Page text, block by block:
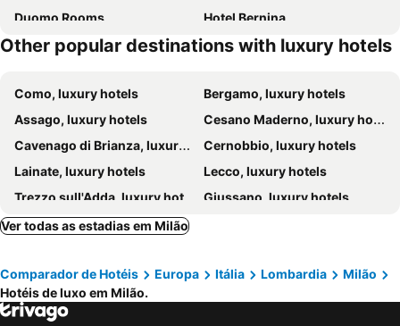
Duomo Rooms
Hotel Bernina
Tivoli President Milano Hotel
Royal Garden Hotel
Starhotels Anderson
Best Western Hotel Major
Enterprise Hotel
Hotel Ares Milano
Radisson Blu Hotel Milan
Hotel Metrò
Rosa Grand Milano - Starhotels Collezione
Hotel Fioralba
Casa Brera, a Luxury Collection Hotel, Milan
ME Milan Il Duca
Room Mate Collection Giulia, Milan
Hotel Pierre Milano
Easylife - Suite in Porta Venezia
Hotel Silver
Excelsior Hotel Gallia, a Luxury Collection Hotel, Milan
Other popular destinations with luxury hotels
Como, luxury hotels
Bergamo, luxury hotels
Assago, luxury hotels
Cesano Maderno, luxury hotels
Cavenago di Brianza, luxury hotels
Cernobbio, luxury hotels
Lainate, luxury hotels
Lecco, luxury hotels
Trezzo sull'Adda, luxury hotels
Giussano, luxury hotels
Brunate, luxury hotels
Parabiago, luxury hotels
Vigevano, luxury hotels
San Vittore Olona, luxury hotels
Binasco, luxury hotels
Ver todas as estadias em Milão
Comparador de Hotéis Europa Itália Lombardia
Milão
Hotéis de luxo em Milão.